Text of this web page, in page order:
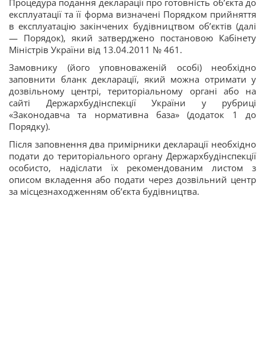
експлуатації та її форма визначені Порядком прийняття
в експлуатацію закінчених будівництвом об’єктів (далі
— Порядок), який затверджено постановою Кабінету
Міністрів України від 13.04.2011 № 461.
Замовнику (його уповноваженій особі) необхідно
заповнити бланк декларації, який можна отримати у
дозвільному центрі, територіальному органі або на
сайті Держархбудінспекції України у рубриці
«Законодавча та нормативна база» (додаток 1 до
Порядку).
Після заповнення два примірники декларації необхідно
подати до територіального органу Держархбудінспекції
особисто, надіслати їх рекомендованим листом з
описом вкладення або подати через дозвільний центр
за місцезнаходженням об’єкта будівництва.